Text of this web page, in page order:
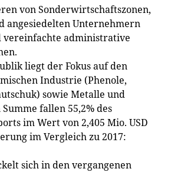
von Sonderwirtschaftszonen,
angesiedelten Unternehmern
vereinfachte administrative
liegt der Fokus auf den
Industrie (Phenole,
sowie Metalle und
fallen 55,2% des
im Wert von 2,405 Mio. USD
im Vergleich zu 2017:
sich in den vergangenen